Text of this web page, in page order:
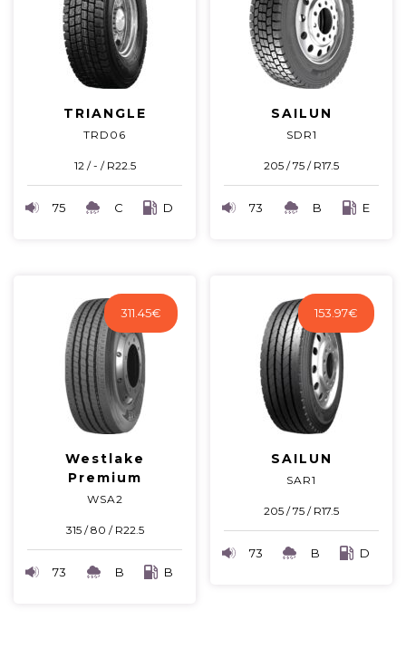
TRIANGLE
TRD06
12 / - / R22.5
75 C D
SAILUN
SDR1
205 / 75 / R17.5
73 B E
311.45€
Westlake
Premium
WSA2
315 / 80 / R22.5
73 B B
153.97€
SAILUN
SAR1
205 / 75 / R17.5
73 B D